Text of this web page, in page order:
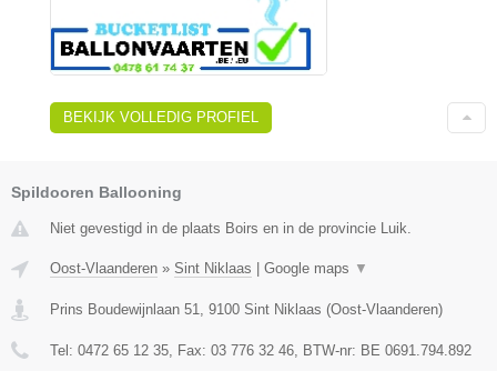
BEKIJK VOLLEDIG PROFIEL
Spildooren Ballooning
Niet gevestigd in de plaats Boirs en in de provincie Luik.
Oost-Vlaanderen » Sint Niklaas | Google maps ▼
Prins Boudewijnlaan 51 9100 Sint Niklaas (Oost-Vlaanderen)
Tel: 0472 65 12 35 , Fax: 03 776 32 46 , BTW-nr: BE 0691.794.892